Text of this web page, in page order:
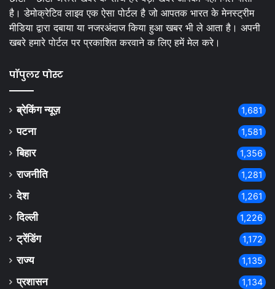
है। डेमोक्रेटिव लाइव एक ऐसा पोर्टल है जो आपतक भारत के मेनस्ट्रीम
मीडिया द्वारा दबाया या नजरअंदाज किया हुआ खबर भी ले आता है। अपनी
खबरे हमारे पोर्टल पर प्रकाशित करवाने क लिए हमें मेल करे।
पॉपुलर पोस्ट
ब्रेकिंग न्यूज़ 1,681
पटना 1,581
बिहार 1,356
राजनीति 1,281
देश 1,261
दिल्ली 1,226
ट्रेंडिंग 1,172
राज्य 1,135
प्रशासन 1,134